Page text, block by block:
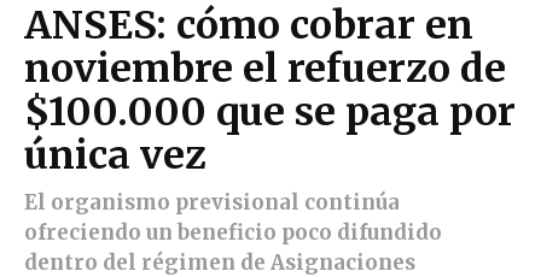
ANSES: cómo cobrar en
noviembre el refuerzo de
$100.000 que se paga por
única vez
El organismo previsional continúa
ofreciendo un beneficio poco difundido
dentro del régimen de Asignaciones